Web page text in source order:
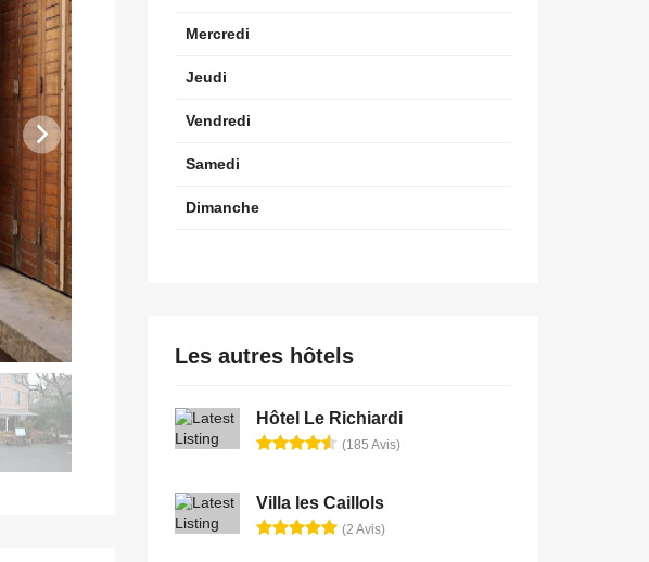
Mercredi
Jeudi
Vendredi
Samedi
Dimanche
Les autres hôtels
Hôtel Le Richiardi
(185 Avis)
Villa les Caillols
(2 Avis)